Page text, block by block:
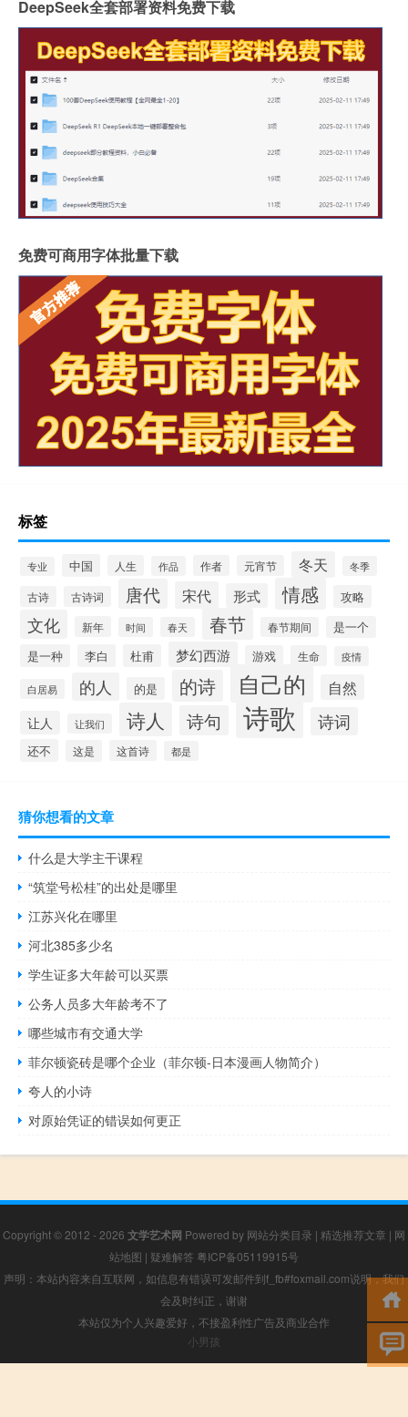
DeepSeek全套部署资料免费下载
免费可商用字体批量下载
标签
专业 中国 人生 作品 作者 元宵节 冬天 冬季
古诗 古诗词 唐代 宋代 形式 情感 攻略
文化 新年 时间 春天 春节 春节期间 是一个
是一种 李白 杜甫 梦幻西游 游戏 生命 疫情
白居易 的人 的是 的诗 自己的 自然
让人 让我们 诗人 诗句 诗歌 诗词
还不 这是 这首诗 都是
猜你想看的文章
什么是大学主干课程
“筑堂号松桂”的出处是哪里
江苏兴化在哪里
河北385多少名
学生证多大年龄可以买票
公务人员多大年龄考不了
哪些城市有交通大学
菲尔顿瓷砖是哪个企业（菲尔顿-日本漫画人物简介）
夸人的小诗
对原始凭证的错误如何更正
Copyright © 2012 - 2026 文学艺术网 Powered by 网站分类目录 | 精选推荐文章 | 网
站地图 | 疑难解答 粤ICP备05119915号
声明：本站内容来自互联网，如信息有错误可发邮件到f_fb#foxmail.com说明，我们
会及时纠正，谢谢
本站仅为个人兴趣爱好，不接盈利性广告及商业合作
小男孩